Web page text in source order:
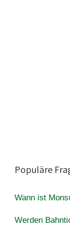
Populäre
Wann ist
Werden